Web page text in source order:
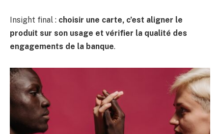
Insight final : choisir une carte, c’est aligner le
produit sur son usage et vérifier la qualité des
engagements de la banque.